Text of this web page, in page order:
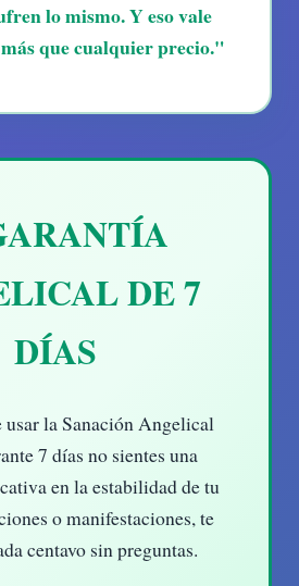
lo mismo. Y eso vale
que cualquier precio."
DE 7
DÍAS
usar la Sanación Angelical
7 días no sientes una
en la estabilidad de tu
o manifestaciones, te
centavo sin preguntas.